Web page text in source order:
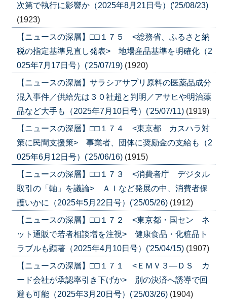
次第で執行に影響か（2025年8月21日号）('25/08/23)
(1923)
【ニュースの深層】□□１７５ <総務省、ふるさと納
税の指定基準見直し発表> 地場産品基準を明確化（2
025年7月17日号）('25/07/19) (1920)
【ニュースの深層】サラシアサプリ原料の医薬品成分
混入事件／供給先は３０社超と判明／アサヒや明治薬
品など大手も（2025年7月10日号）('25/07/11) (1919)
【ニュースの深層】□□１７４ <東京都 カスハラ対
策に民間支援策> 事業者、団体に奨励金の支給も（2
025年6月12日号）('25/06/16) (1915)
【ニュースの深層】□□１７３ <消費者庁 デジタル
取引の「軸」を議論> ＡＩなど発展の中、消費者保
護いかに（2025年5月22日号）('25/05/26) (1912)
【ニュースの深層】□□１７２ <東京都・国セン ネ
ット通販で若者相談増を注視> 健康食品・化粧品ト
ラブルも顕著（2025年4月10日号）('25/04/15) (1907)
【ニュースの深層】□□１７１ <ＥＭＶ３―ＤＳ カ
ード会社が承認率引き下げか> 別の決済へ誘導で回
避も可能（2025年3月20日号）('25/03/26) (1904)